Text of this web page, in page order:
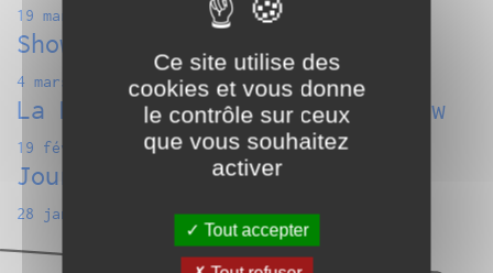
19 mars 2026
Show your [ frasq ] #27
4 mars 2026
La Nòvia : Ekomane / Nancarrow
19 février 2026
Journées Journiac
28 janvier 2026
Ce site utilise des
cookies et vous donne
le contrôle sur ceux
que vous souhaitez
activer
Tout accepter